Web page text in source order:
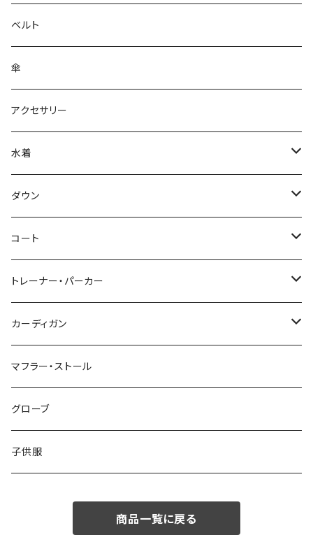
ベルト
傘
アクセサリー
水着
～44/S
46/M
48/L
50/XL～
ダウン
～44/S
46/M
48/L
50/XL～
コート
～44/S
46/M
48/L
50/XL～
トレーナー・パーカー
～44/S
46/M
48/L
50/XL～
カーディガン
～44/S
46/M
48/L
マフラー・ストール
グローブ
子供服
商品一覧に戻る